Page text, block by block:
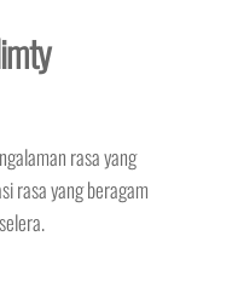
rasa yang
rasa yang beragam